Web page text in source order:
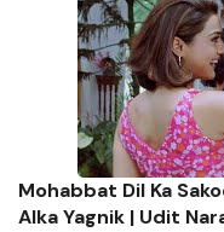
Mohabbat Dil Ka
Alka Yagnik | Udit